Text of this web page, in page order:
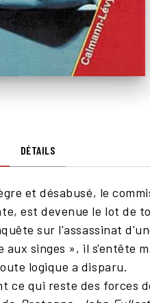
DÉTAILS
et désabusé, le
est devenue le lot de
sur l'assassinat
aux singes », il s'entête
logique a disparu.
ce qui reste des forces